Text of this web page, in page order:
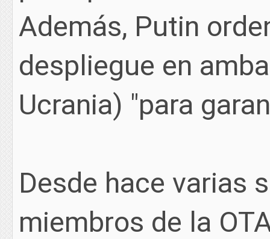
Además, Putin
despliegue en
Ucrania) "para
Desde hace varias
miembros de la